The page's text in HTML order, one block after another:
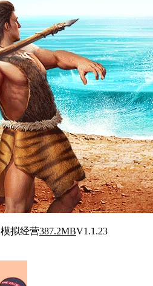
模拟经营387.2MBV1.1.23